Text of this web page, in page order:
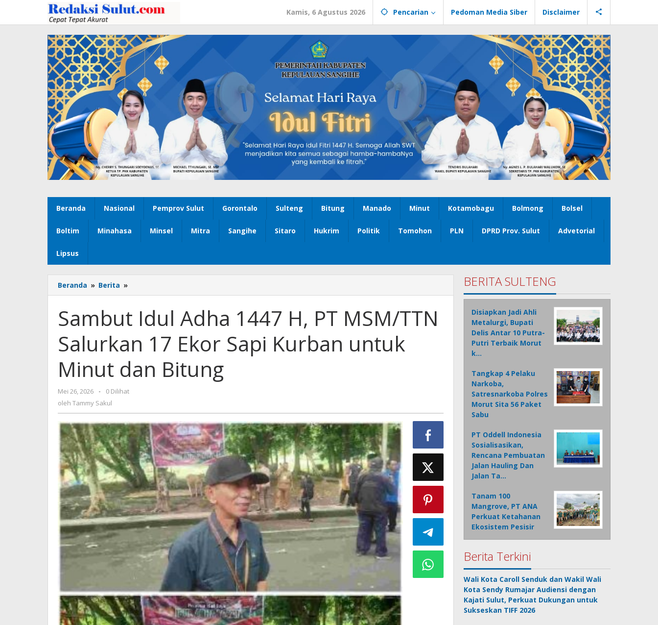
konten
Kamis, 6 Agustus 2026 Pencarian Pedoman Media Siber Disclaimer
Beranda Nasional Pemprov Sulut Gorontalo Sulteng Bitung Manado Minut Kotamobagu Bolmong Bolsel
Boltim Minahasa Minsel Mitra Sangihe Sitaro Hukrim Politik Tomohon PLN DPRD Prov. Sulut Advetorial
Lipsus
Beranda » Berita »
Idul
1447
H,
MSM/TTN
17
Ekor
Minut
dan
Bitung
Sambut Idul Adha 1447 H, PT MSM/TTN
Salurkan 17 Ekor Sapi Kurban untuk
Minut dan Bitung
Mei 26, 2026
oleh
Tammy
-
0 Dilihat
oleh Tammy Sakul
BERITA SULTENG
Disiapkan Jadi Ahli
Metalurgi, Bupati
Delis Antar 10 Putra-
Putri Terbaik Morut
k…
Tangkap 4 Pelaku
Narkoba,
Satresnarkoba Polres
Morut Sita 56 Paket
Sabu
PT Oddell Indonesia
Sosialisasikan,
Rencana Pembuatan
Jalan Hauling Dan
Jalan Ta…
Tanam 100
Mangrove, PT ANA
Perkuat Ketahanan
Ekosistem Pesisir
Berita Terkini
Wali Kota Caroll Senduk dan Wakil Wali
Kota Sendy Rumajar Audiensi dengan
Kajati Sulut, Perkuat Dukungan untuk
Sukseskan TIFF 2026